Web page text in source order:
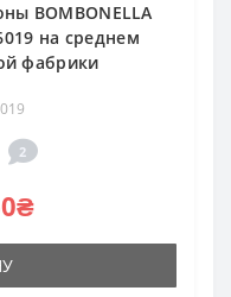
BOMBONELLA
на среднем
фабрики
2